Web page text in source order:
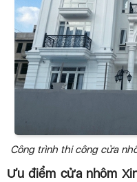
Công trình thi công cửa
Ưu điểm cửa nhôm